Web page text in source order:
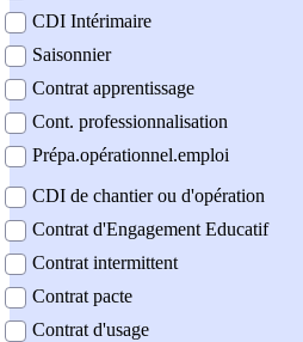
CDI Intérimaire
Saisonnier
Contrat apprentissage
Cont. professionnalisation
Prépa.opérationnel.emploi
CDI de chantier ou d'opération
Contrat d'Engagement Educatif
Contrat intermittent
Contrat pacte
Contrat d'usage